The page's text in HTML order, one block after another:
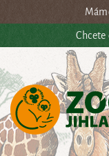
Přejít na hlavní obsah